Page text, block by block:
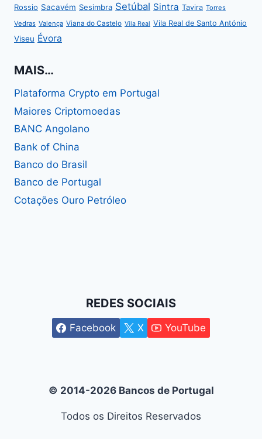
Rossio Sacavém Sesimbra Setúbal Sintra Tavira Torres
Vedras Valença Viana do Castelo Vila Real Vila Real de Santo António
Viseu Évora
MAIS…
Plataforma Crypto em Portugal
Maiores Criptomoedas
BANC Angolano
Bank of China
Banco do Brasil
Banco de Portugal
Cotações Ouro Petróleo
REDES SOCIAIS
Facebook X YouTube
© 2014-2026 Bancos de Portugal
Todos os Direitos Reservados